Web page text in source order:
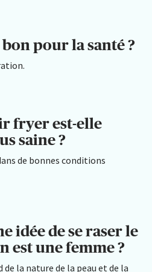
pour la santé ?
fryer est-elle
saine ?
de bonnes conditions
idée de se raser le
est une femme ?
de la nature de la peau et de la